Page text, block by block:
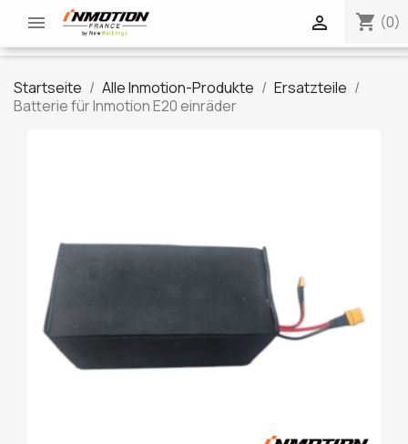
 shopping_cart (0)

Startseite Alle Inmotion-Produkte
Ersatzteile
Batterie für Inmotion E20 einräder